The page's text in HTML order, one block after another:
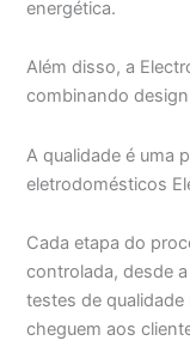
energética.
Além disso, a
combinando
A qualidade é uma
eletrodomésticos
Cada etapa do
controlada, desde
testes de
cheguem aos